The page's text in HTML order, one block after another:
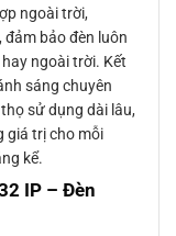
ngoài trời,
đảm bảo đèn luôn
ngoài trời. Kết
sáng chuyên
sử dụng dài lâu,
giá trị cho mỗi
kể.
IP – Đèn